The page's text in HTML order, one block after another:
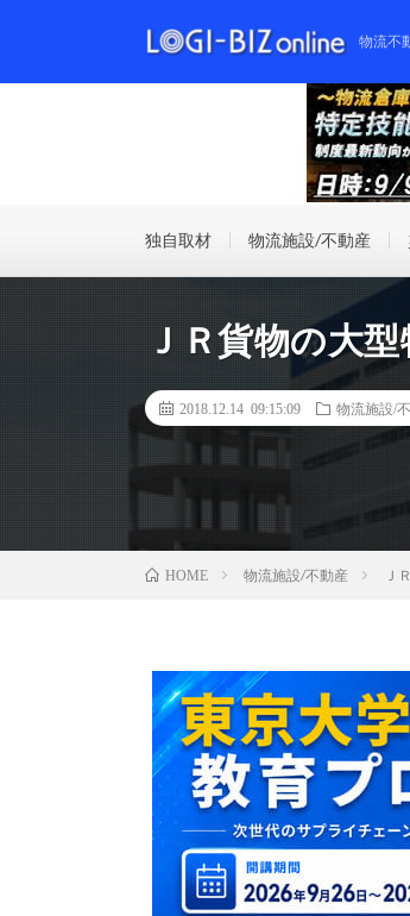
物流不
独自取材 物流施設/不動産
ＪＲ貨物の大
2018.12.14 09:15:09 物流施設/
HOME 物流施設/不動産 Ｊ